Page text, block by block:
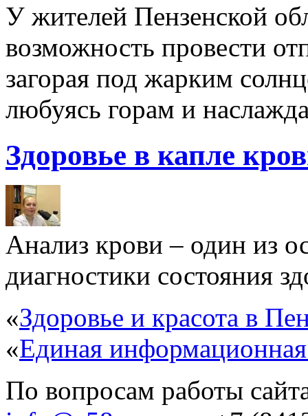
У жителей Пензенской
возможность провести
загорая под жарким
любуясь горам и
Здоровье в капле
Анализ крови – один из
диагностики состояния
«Здоровье и красота в
«Единая
По вопросам работы